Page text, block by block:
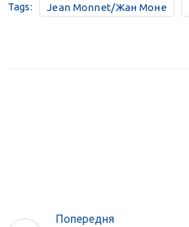
Tags: Jean Monnet/Жан Моне
Попередня